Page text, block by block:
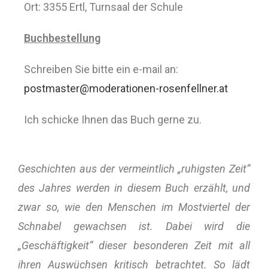
Ort: 3355 Ertl, Turnsaal der Schule
Buchbestellung
Schreiben Sie bitte ein e-mail an:
postmaster@moderationen-rosenfellner.at
Ich schicke Ihnen das Buch gerne zu.
Geschichten aus der vermeintlich „ruhigsten Zeit“
des Jahres werden in diesem Buch erzählt, und
zwar so, wie den Menschen im Mostviertel der
Schnabel gewachsen ist. Dabei wird die
„Geschäftigkeit“ dieser besonderen Zeit mit all
ihren Auswüchsen kritisch betrachtet. So lädt